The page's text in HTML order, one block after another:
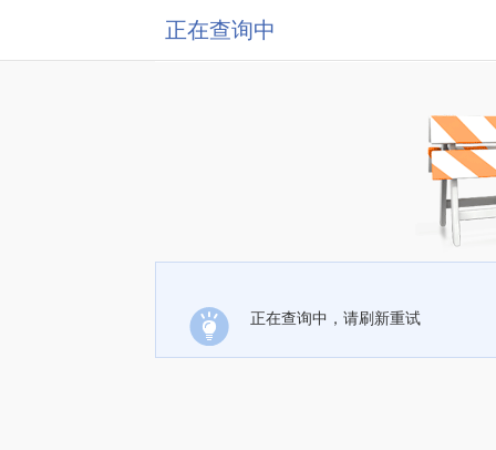
正在查询中
正在查询中，请刷新重试